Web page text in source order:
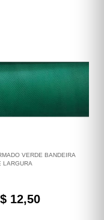
VERDE BANDEIRA
LARGURA
12,50